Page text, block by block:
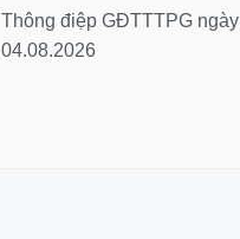
Thông điệp GĐTTTPG ngày
04.08.2026